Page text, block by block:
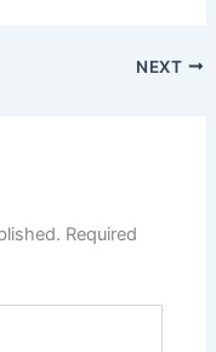
NEXT
Required